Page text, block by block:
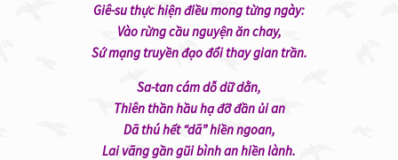
Giê-su thực hiện điều mong từng ngày:
Vào rừng cầu nguyện ăn chay,
Sứ mạng truyền đạo đổi thay gian trần.
Sa-tan cám dỗ dữ dằn,
Thiên thần hầu hạ đỡ đần ủi an
Dã thú hết “dã” hiền ngoan,
Lai vãng gần gũi bình an hiền lành.